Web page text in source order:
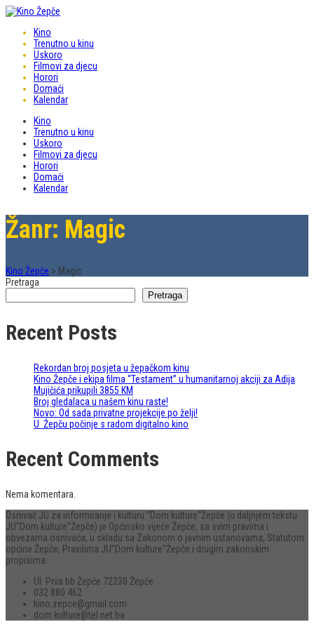
Kino
Trenutno u kinu
Uskoro
Filmovi za djecu
Horori
Domaći
Kalendar
Kino
Trenutno u kinu
Uskoro
Filmovi za djecu
Horori
Domaći
Kalendar
Žanr: Magic
Kino Žepče > Magic
Pretraga
Pretraga
Recent Posts
Rekordan broj posjeta u žepačkom kinu
Kino Žepče i ekipa filma “Testament” u humanitarnoj akciji za Adija
Mujičića prikupili 3855 KM
Broj gledalaca u našem kinu raste!
Novo: Od sada privatne projekcije po želji!
U Žepču počinje s radom digitalno kino
Recent Comments
Nema komentara.
Osnivač JU za informiranje i kulturu “Dom kulture“Žepče (u daljnjem tekstu
JU”Dom kulture”Žepče) je Općinsko vijeće Žepče, sa svim pravima i
obvezama osnivača, u skladu sa Zakonom o javnim ustanovama, Statutom
općine Žepče, Pravilima JU”Dom kulture”Žepče i drugim zakonskim
propisima.
Ul. Prva bb Žepče 72230 Žepče
032 880 462
kino.zepce@gmail.com
dom.kulture@tel.net.ba